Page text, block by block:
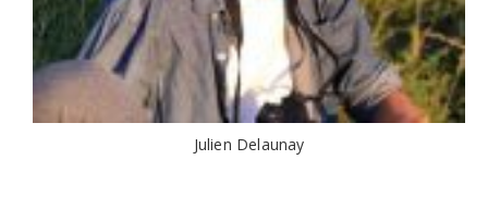
Julien Delaunay